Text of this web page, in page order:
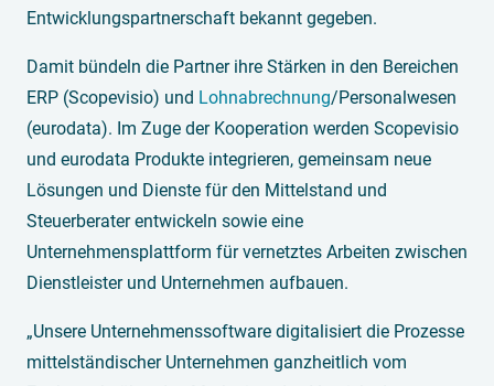
Entwicklungspartnerschaft bekannt gegeben.
Damit bündeln die Partner ihre Stärken in den Bereichen
ERP (Scopevisio) und Lohnabrechnung/Personalwesen
(eurodata). Im Zuge der Kooperation werden Scopevisio
und eurodata Produkte integrieren, gemeinsam neue
Lösungen und Dienste für den Mittelstand und
Steuerberater entwickeln sowie eine
Unternehmensplattform für vernetztes Arbeiten zwischen
Dienstleister und Unternehmen aufbauen.
„Unsere Unternehmenssoftware digitalisiert die Prozesse
mittelständischer Unternehmen ganzheitlich vom